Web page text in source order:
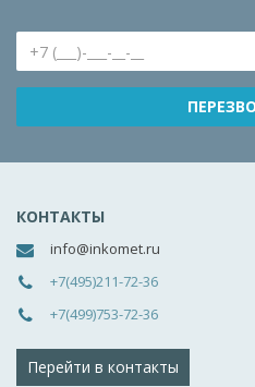
КОНТАКТЫ
info@inkomet.ru
+7(495)211-72-36
+7(499)753-72-36
Перейти в контакты